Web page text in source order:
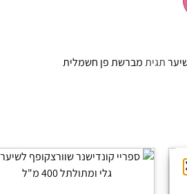
תגיתמברשת פן חשמלית